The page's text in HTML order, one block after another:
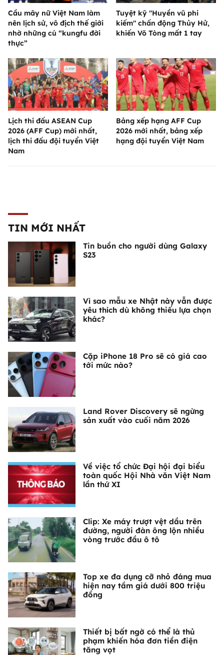
Cầu mây nữ Việt Nam làm
nên lịch sử, vô địch thế giới
nhờ những cú “kungfu đời
thực”
Tuyệt kỹ "Huyền vũ phi
kiếm" chấn động Thủy Hử,
khiến Võ Tòng mất 1 tay
Lịch thi đấu ASEAN Cup
2026 (AFF Cup) mới nhất,
lịch thi đấu đội tuyển Việt
Nam
Bảng xếp hạng AFF Cup
2026 mới nhất, bảng xếp
hạng đội tuyển Việt Nam
TIN MỚI NHẤT
Tin buồn cho người dùng Galaxy
S23
Vì sao mẫu xe Nhật này vẫn được
yêu thích dù không thiếu lựa chọn
khác?
Cặp iPhone 18 Pro sẽ có giá cao
tới mức nào?
Land Rover Discovery sẽ ngừng
sản xuất vào cuối năm 2026
Về việc tổ chức Đại hội đại biểu
toàn quốc Hội Nhà văn Việt Nam
lần thứ XI
Clip: Xe máy trượt vệt dầu trên
đường, người đàn ông lộn nhiều
vòng trước đầu ô tô
Top xe đa dụng cỡ nhỏ đáng mua
hiện nay tầm giá dưới 800 triệu
đồng
Thiết bị bất ngờ có thể là thủ
phạm khiến hóa đơn tiền điện
tăng vọt